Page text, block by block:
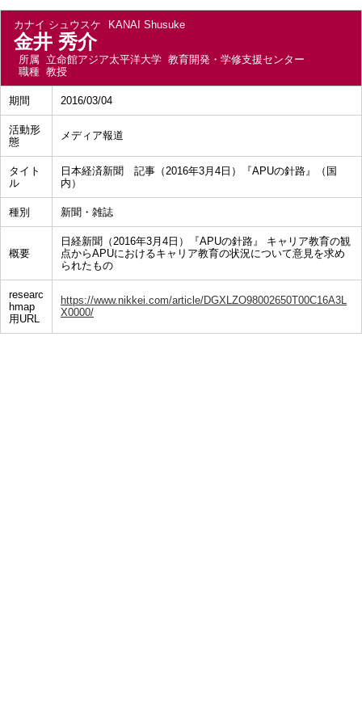
カナイ シュウスケ KANAI Shusuke
金井 秀介
所属 立命館アジア太平洋大学 教育開発・学修支援センター
職種 教授
期間 2016/03/04
活動形
態
メディア報道
タイト
ル
日本経済新聞 記事（2016年3月4日）『APUの針路』（国
内）
種別 新聞・雑誌
概要
日経新聞（2016年3月4日）『APUの針路』 キャリア教育の観
点からAPUにおけるキャリア教育の状況について意見を求め
られたもの
researc
hmap
用URL
https://www.nikkei.com/article/DGXLZO98002650T00C16A3L
X0000/